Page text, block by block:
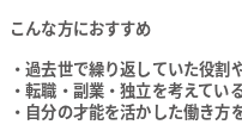
こんな方におすすめ
・過去世で繰り返していた役割
・転職・副業・独立を考えてい
・自分の才能を活かした働き方